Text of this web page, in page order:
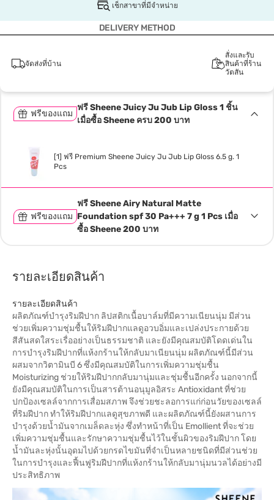
เช็กสาขาที่มีจำหน่าย
DELIVERY METHOD
จัดส่งที่บ้าน
สั่งและรับ
สินค้าที่ร้าน
วัตสัน
ฟรีของแถม
ฟรี Sheene Juicy Ju Jub Lip Gloss 1 ชิ้น
เมื่อซื้อ Sheene ครบ 200 บาท
[1] ฟรี Premium Sheene Juicy Ju Jub Lip Gloss 6.5 g. 1
Pcs
ฟรีของแถม
ฟรี Sheene Airy Natural Matte
Foundation spf 30 Pa+++ 7 g 1 Pcs เมื่อ
ซื้อ Sheene 200 บาท
รายละเอียดสินค้า
รายละเอียดสินค้า
ผลิตภัณฑ์บำรุงริมฝีปาก ลิปสติกเนื้อบาล์มที่มีความเนียนนุ่ม มีส่วน
ช่วยเพิ่มความชุ่มชื้นให้ริมฝีปากแลดูอวบอิ่มและเปล่งประกายด้วย
สีสันสดใสระเรื่ออย่างเป็นธรรมชาติ และยังมีคุณสมบัติโดดเด่นใน
การบำรุงริมฝีปากที่แห้งกร้านให้กลับมาเนียนนุ่ม ผลิตภัณฑ์นี้มีส่วน
ผสมจากวิตามินบี 6 ซึ่งมีคุณสมบัติในการเพิ่มความชุ่มชื้น
Moisturizing ช่วยให้ริมฝีปากกลับมานุ่มและชุ่มชื้นอีกครั้ง นอกจากนี้
ยังมีคุณสมบัติในการเป็นสารต้านอนุมูลอิสระ Antioxidant ที่ช่วย
ปกป้องเซลล์จากการเสื่อมสภาพ จึงช่วยชะลอการแก่ก่อนวัยของเซลล์
ที่ริมฝีปาก ทำให้ริมฝีปากแลดูสุขภาพดี และผลิตภัณฑ์นี้ยังผสานการ
บำรุงด้วยน้ำมันจากเมล็ดละหุ่ง ซึ่งทำหน้าที่เป็น Emollient ที่จะช่วย
เพิ่มความชุ่มชื้นและรักษาความชุ่มชื้นไว้ในชั้นผิวของริมฝีปาก โดย
น้ำมันละหุ่งนั้นอุดมไปด้วยกรดไขมันที่จำเป็นหลายชนิดที่มีส่วนช่วย
ในการบำรุงและฟื้นฟูริมฝีปากที่แห้งกร้านให้กลับมานุ่มนวลได้อย่างมี
ประสิทธิภาพ